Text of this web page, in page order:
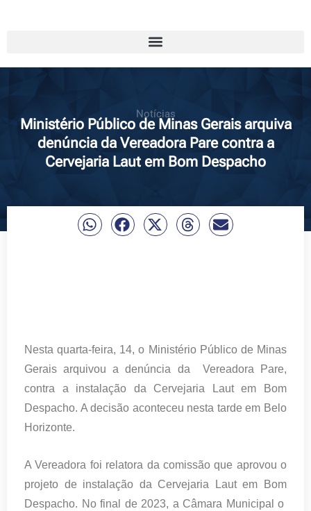
Notícias
Ministério Público de Minas Gerais arquiva
denúncia da Vereadora Pare contra a
Cervejaria Laut em Bom Despacho
Nesta quarta-feira, 14, o Ministério Público de Minas
Gerais arquivou a denúncia da Vereadora Pare,
contra a instalação da Cervejaria Laut em Bom
Despacho. A decisão aconteceu nesta tarde em Belo
Horizonte.
A Vereadora foi relatora da comissão que aprovou o
projeto de instalação da Cervejaria Laut em Bom
Despacho. No final de 2023, a Câmara Municipal o